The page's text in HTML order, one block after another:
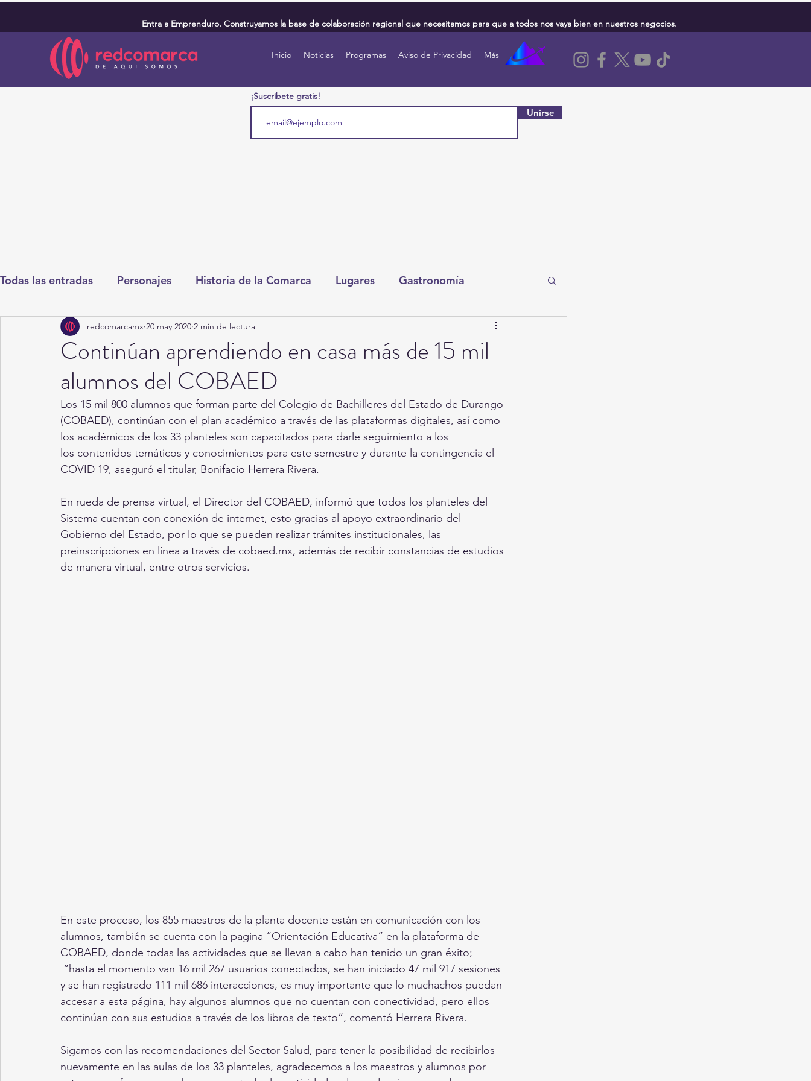
Entra a Emprenduro. Construyamos la base de colaboración regional que necesitamos para que a todos nos vaya bien en nuestros negocios.
Inicio Noticias Programas Aviso de Privacidad Más
¡Suscríbete gratis!
Unirse
Todas las entradas Personajes Historia de la Comarca Lugares Gastronomía
Deportes Salud Entretenimiento Cultura y Espectáculos Torreón
Round Cero Columnistas CDMX Nacionales
Chismes Qué Curioso Gómez Palacio Comics Derechairos Fragmentos de la Historia
Durango Titulares en Inicio Coahuila Investigaciones
Santa Aurelia de los Vientos San Pedro
Continúan aprendiendo en casa más de 15 mil
alumnos del COBAED
redcomarcamx 20 may 2020 2 min de lectura
Los 15 mil 800 alumnos que forman parte del Colegio de Bachilleres del Estado de Durango
(COBAED), continúan con el plan académico a través de las plataformas digitales, así como
los académicos de los 33 planteles son capacitados para darle seguimiento a los
los contenidos temáticos y conocimientos para este semestre y durante la contingencia el
COVID 19, aseguró el titular, Bonifacio Herrera Rivera.
En rueda de prensa virtual, el Director del COBAED, informó que todos los planteles del
Sistema cuentan con conexión de internet, esto gracias al apoyo extraordinario del
Gobierno del Estado, por lo que se pueden realizar trámites institucionales, las
preinscripciones en línea a través de cobaed.mx, además de recibir constancias de estudios
de manera virtual, entre otros servicios.
En este proceso, los 855 maestros de la planta docente están en comunicación con los
alumnos, también se cuenta con la pagina “Orientación Educativa” en la plataforma de
COBAED, donde todas las actividades que se llevan a cabo han tenido un gran éxito;
y se han registrado 111 mil 686 interacciones, es muy importante que lo muchachos puedan
accesar a esta página, hay algunos alumnos que no cuentan con conectividad, pero ellos
continúan con sus estudios a través de los libros de texto”, comentó Herrera Rivera.
Sigamos con las recomendaciones del Sector Salud, para tener la posibilidad de recibirlos
nuevamente en las aulas de los 33 planteles, agradecemos a los maestros y alumnos por